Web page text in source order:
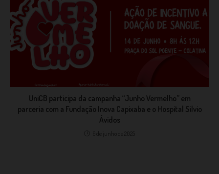
UniCB participa da campanha “Junho Vermelho” em
parceria com a Fundação Inova Capixaba e o Hospital Silvio
Ávidos
6 de junho de 2025